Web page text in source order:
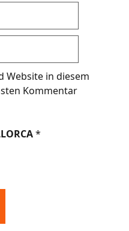
Website in diesem
Kommentar
*